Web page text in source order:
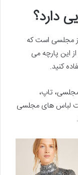
دارد؟
مجلسی است که
این پارچه می
کنید.
تاپ،
لباس های مجلسی